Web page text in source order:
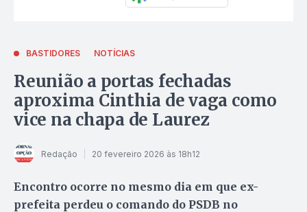
BASTIDORES NOTÍCIAS
Reunião a portas fechadas
aproxima Cinthia de vaga como
vice na chapa de Laurez
Redação 20 fevereiro 2026 às 18h12
Encontro ocorre no mesmo dia em que ex-
prefeita perdeu o comando do PSDB no